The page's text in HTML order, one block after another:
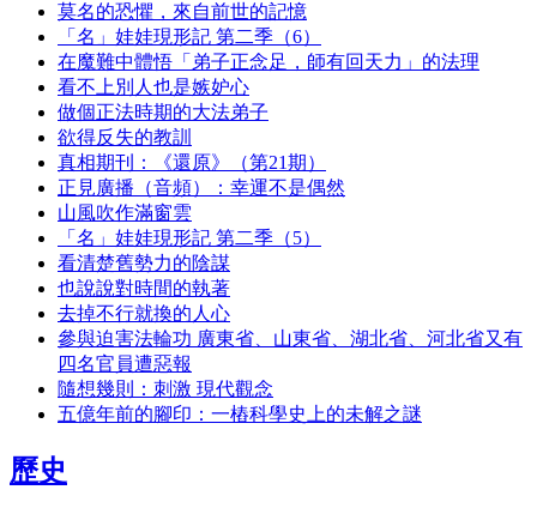
莫名的恐懼，來自前世的記憶
「名」娃娃現形記 第二季（6）
在魔難中體悟「弟子正念足，師有回天力」的法理
看不上別人也是嫉妒心
做個正法時期的大法弟子
欲得反失的教訓
真相期刊：《還原》（第21期）
正見廣播（音頻）：幸運不是偶然
山風吹作滿窗雲
「名」娃娃現形記 第二季（5）
看清楚舊勢力的陰謀
也說說對時間的執著
去掉不行就換的人心
參與迫害法輪功 廣東省、山東省、湖北省、河北省又有
四名官員遭惡報
隨想幾則：刺激 現代觀念
五億年前的腳印：一樁科學史上的未解之謎
歷史